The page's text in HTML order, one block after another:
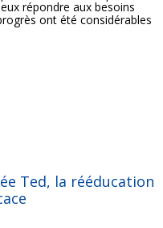
répondre aux besoins
ont été considérables
Ted, la rééducation